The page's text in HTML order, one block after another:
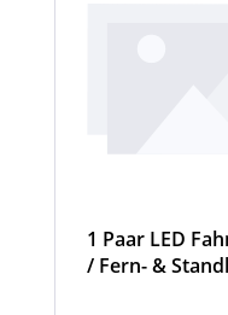
1 Paar LED
/ Fern- &